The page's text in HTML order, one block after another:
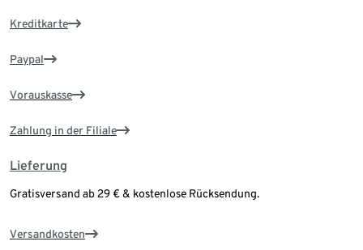
Kreditkarte
Paypal
Vorauskasse
Zahlung in der Filiale
Lieferung
Gratisversand ab 29 € & kostenlose Rücksendung.
Versandkosten